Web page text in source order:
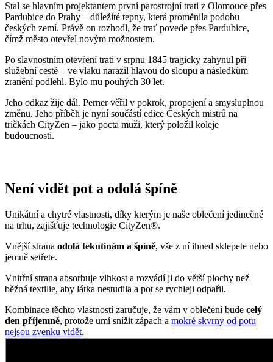
Stal se hlavním projektantem první parostrojní trati z Olomouce přes
Pardubice do Prahy – důležité tepny, která proměnila podobu
českých zemí. Právě on rozhodl, že trať povede přes Pardubice,
čímž město otevřel novým možnostem.
Po slavnostním otevření trati v srpnu 1845 tragicky zahynul při
služební cestě – ve vlaku narazil hlavou do sloupu a následkům
zranění podlehl. Bylo mu pouhých 30 let.
Jeho odkaz žije dál. Perner věřil v pokrok, propojení a smysluplnou
změnu. Jeho příběh je nyní součástí edice Českých mistrů na
tričkách CityZen – jako pocta muži, který položil koleje
budoucnosti.
Není vidět pot a odolá špíně
Unikátní a chytré vlastnosti, díky kterým je naše oblečení jedinečné
na trhu, zajišťuje technologie CityZen®.
Vnější strana odolá tekutinám a špíně, vše z ní ihned sklepete nebo
jemně setřete.
Vnitřní strana absorbuje vlhkost a rozvádí ji do větší plochy než
běžná textilie, aby látka nestudila a pot se rychleji odpařil.
Kombinace těchto vlastností zaručuje, že vám v oblečení bude celý
den příjemně, protože umí snížit zápach a mokré skvrny od potu
nejsou zvenku vidět.